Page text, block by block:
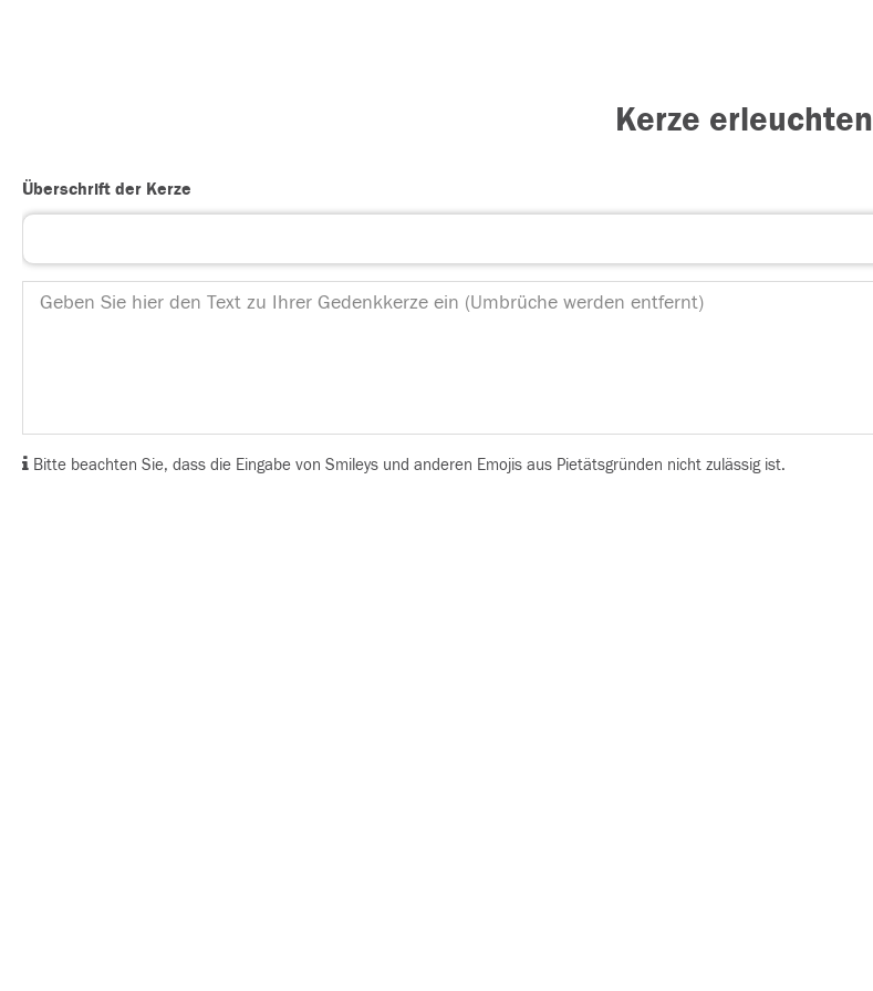
Kerze erleuchten
Überschrift der Kerze
Bitte beachten Sie, dass die Eingabe von Smileys und anderen Emojis aus Pietätsgründen nicht zulässig ist.